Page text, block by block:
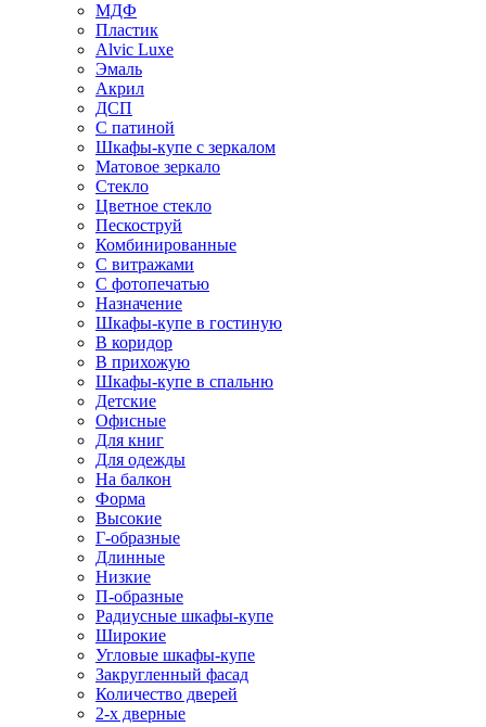
МДФ
Пластик
Alvic Luxe
Эмаль
Акрил
ДСП
С патиной
Шкафы-купе с зеркалом
Матовое зеркало
Стекло
Цветное стекло
Пескоструй
Комбинированные
С витражами
С фотопечатью
Назначение
Шкафы-купе в гостиную
В коридор
В прихожую
Шкафы-купе в спальню
Детские
Офисные
Для книг
Для одежды
На балкон
Форма
Высокие
Г-образные
Длинные
Низкие
П-образные
Радиусные шкафы-купе
Широкие
Угловые шкафы-купе
Закругленный фасад
Количество дверей
2-х дверные